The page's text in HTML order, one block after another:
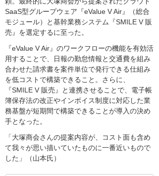
SaaS型グループウェア『eValue V Air』（総合
モジュール）と基幹業務システム『SMILE V 販
売』を選定するに至った。
『eValue V Air』のワークフローの機能を有効活
用することで、日報の勤怠情報と交通費を組み
合わせた請求書を案件単位で発行できる仕組み
を低コストで構築できること。さらに、
『SMILE V 販売』と連携させることで、電子帳
簿保存法の改正やインボイス制度に対応した業
務基盤が短期間で構築できることが導入の決め
手となった。
「大塚商会さんの提案内容が、コスト面も含め
て我々が思い描いていたものに一番近いもので
した」（山本氏）